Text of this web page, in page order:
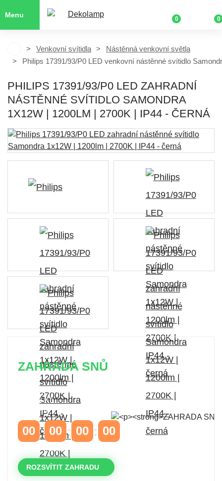
Menu
0 0
Venkovní svítidla
Nástěnná venkovní světla
Philips 17391/93/P0 LED venkovní nástěnné svítidlo
PHILIPS 17391/93/P0 LED ZAHRADNÍ
NÁSTĚNNÉ SVÍTIDLO SAMONDRA
1X12W | 1200LM | 2700K | IP44 - ČERNÁ
ZAHRADA SNŮ
Časově omezená
sleva 20 % na objednávky nad
10.000 Kč
s kódem: VIP20
00 00
HODINY
00 00
ROZSVÍTIT ZAHRADU